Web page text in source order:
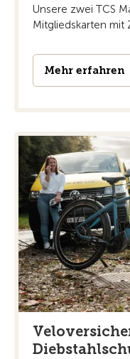
Unsere zwei TCS
Mitgliedskarten mit
Mehr erfahren